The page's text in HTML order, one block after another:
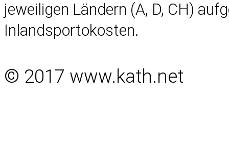
jeweiligen Ländern (A, D, CH)
Inlandsportokosten.
© 2017 www.kath.net